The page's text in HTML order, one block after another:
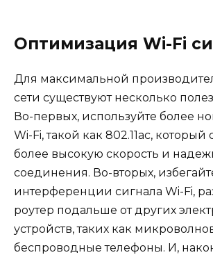
Оптимизация Wi-Fi
Для максимальной
сети существуют несколько
Во-первых, используйте более
Wi-Fi, такой как 802.11ac, который
более высокую скорость и
соединения. Во-вторых,
интерференции сигнала Wi-Fi,
роутер подальше от других
устройств, таких как
беспроводные телефоны. И,